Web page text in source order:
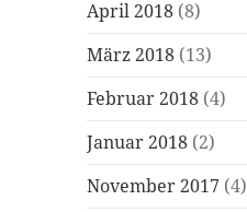
April 2018 (8)
März 2018 (13)
Februar 2018 (4)
Januar 2018 (2)
November 2017 (4)